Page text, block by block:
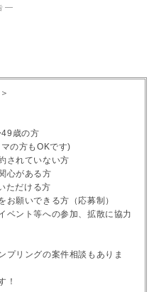
―
歳の方
の方もOKです)
されていない方
心がある方
ただける方
お願いできる方（応募制）
ベント等への参加、拡散に協力
プリングの案件相談もありま
！